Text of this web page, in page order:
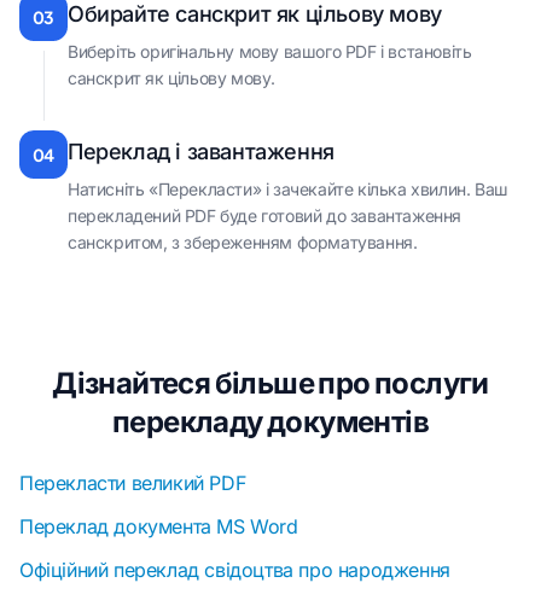
03 Обирайте санскрит як цільову мову
Виберіть оригінальну мову вашого PDF і встановіть
санскрит як цільову мову.
04 Переклад і завантаження
Натисніть «Перекласти» і зачекайте кілька хвилин. Ваш
перекладений PDF буде готовий до завантаження
санскритом, з збереженням форматування.
Дізнайтеся більше про послуги
перекладу документів
Перекласти великий PDF
Переклад документа MS Word
Офіційний переклад свідоцтва про народження